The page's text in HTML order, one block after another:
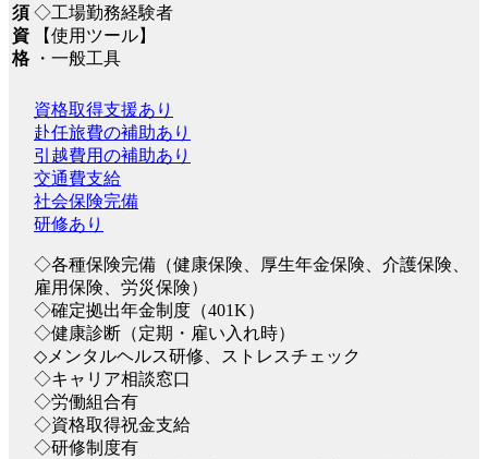
須
資
格
◇工場勤務経験者
【使用ツール】
・一般工具
資格取得支援あり
赴任旅費の補助あり
引越費用の補助あり
交通費支給
社会保険完備
研修あり
◇各種保険完備（健康保険、厚生年金保険、介護保険、
雇用保険、労災保険）
◇確定拠出年金制度（401K）
◇健康診断（定期・雇い入れ時）
◇メンタルヘルス研修、ストレスチェック
◇キャリア相談窓口
◇労働組合有
◇資格取得祝金支給
◇研修制度有